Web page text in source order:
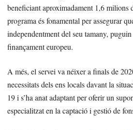
beneficiant aproximadament 1,6 milions
programa és fonamental per assegurar
independentment del seu tamany,
finançament europeu.
A més, el servei va néixer a finals de
necessitats dels ens locals davant la
19 i s’ha anat adaptant per oferir un
especialitzat en la captació i gestió de